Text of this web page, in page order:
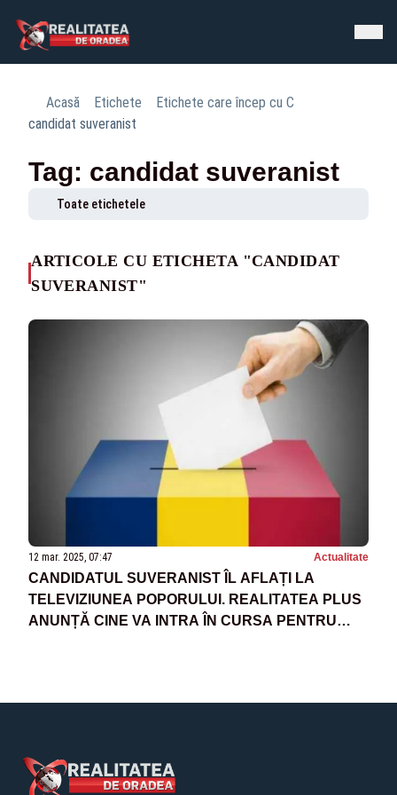
Acasă Etichete
Etichete care încep cu C
candidat suveranist
Tag: candidat suveranist
Toate etichetele
ARTICOLE CU ETICHETA "CANDIDAT
SUVERANIST"
12 mar. 2025, 07:47 Actualitate
CANDIDATUL SUVERANIST ÎL AFLAȚI LA
TELEVIZIUNEA POPORULUI. REALITATEA PLUS
ANUNȚĂ CINE VA INTRA ÎN CURSA PENTRU